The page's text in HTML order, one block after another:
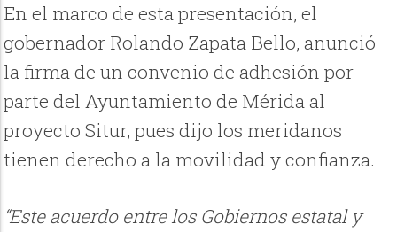
En el marco de esta presentación, el
gobernador Rolando Zapata Bello, anunció
la firma de un convenio de adhesión por
parte del Ayuntamiento de Mérida al
proyecto Situr, pues dijo los meridanos
tienen derecho a la movilidad y confianza.
“Este acuerdo entre los Gobiernos estatal y